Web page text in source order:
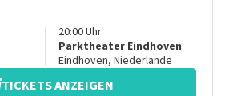
20:00Uhr
Parktheater Eindhoven
Eindhoven, Niederlande
TICKETS ANZEIGEN